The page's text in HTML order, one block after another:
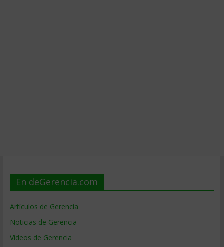
En deGerencia.com
Artículos de Gerencia
Noticias de Gerencia
Videos de Gerencia